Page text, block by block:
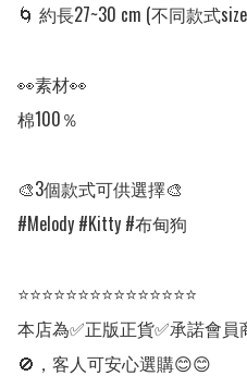
🌀 約長27~30 cm (不同款式
👀素材👀
棉100％
🎨3個款式可供選擇🎨
#Melody #Kitty #布甸狗
⭐⭐⭐⭐⭐⭐⭐⭐⭐⭐⭐⭐⭐⭐⭐
本店為✅正版正貨✅承諾會
🚫，客人可安心選購😊😊